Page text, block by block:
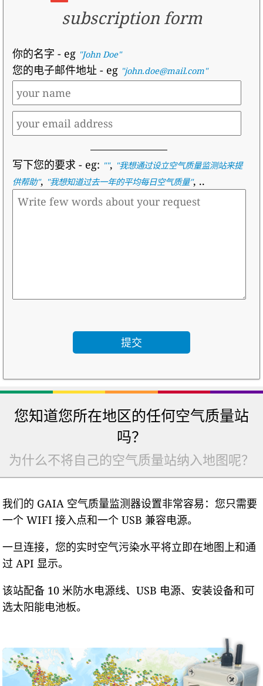
subscription form
你的名字 - eg "John Doe"
您的电子邮件地址 - eg "john.doe@mail.com"
写下您的要求- eg: "", "我想通过设立空气质量监测站来提
供帮助", "我想知道过去一年的平均每日空气质量", ..
您知道您所在地区的任何空气质量站
吗？
为什么不将自己的空气质量站纳入地图呢？
我们的 GAIA 空气质量监测器设置非常容易：您只需要
一个 WIFI 接入点和一个 USB 兼容电源。
一旦连接，您的实时空气污染水平将立即在地图上和通
过 API 显示。
该站配备 10 米防水电源线、USB 电源、安装设备和可
选太阳能电池板。